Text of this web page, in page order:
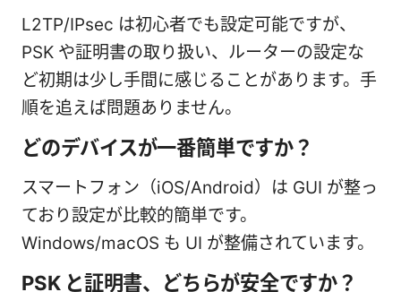
L2TP/IPsec は初心者でも設定可能ですが、
PSK や証明書の取り扱い、ルーターの設定な
ど初期は少し手間に感じることがあります。手
順を追えば問題ありません。
どのデバイスが一番簡単ですか？
スマートフォン（iOS/Android）は GUI が整っ
ており設定が比較的簡単です。
Windows/macOS も UI が整備されています。
PSK と証明書、どちらが安全ですか？